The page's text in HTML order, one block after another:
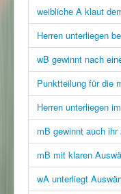
weibliche A klaut
Herren unterliegen
wB gewinnt nach
Punktteilung für die
Herren unterliegen
mB gewinnt auch
mB mit klaren
wA unterliegt